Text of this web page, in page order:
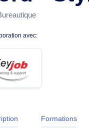
avec:
Formations